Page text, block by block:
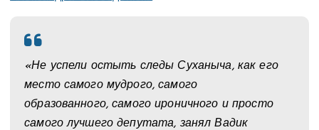
«Не успели остыть следы Суханыча, как его
место самого мудрого, самого
образованного, самого ироничного и просто
самого лучшего депутата, занял Вадик